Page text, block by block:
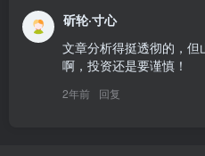
斫轮·寸心
文章分析得挺透彻的，
啊，投资还是要谨慎！
2年前 回复